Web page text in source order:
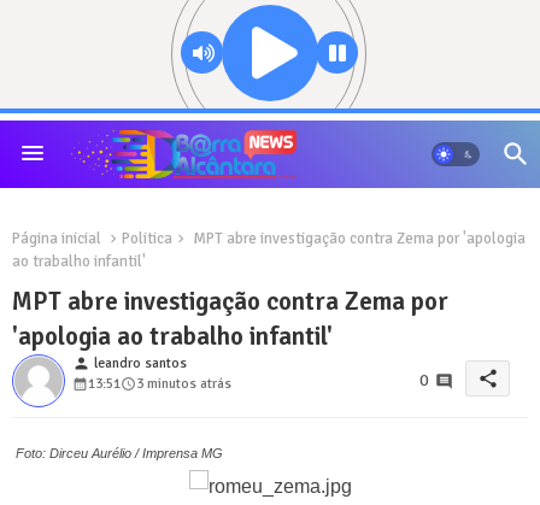
Página inicial Politica
MPT abre investigação contra Zema por 'apologia
ao trabalho infantil'
MPT abre investigação contra Zema por
'apologia ao trabalho infantil'
person leandro santos
13:51
3 minutos atrás 0 share
Foto: Dirceu Aurélio / Imprensa MG